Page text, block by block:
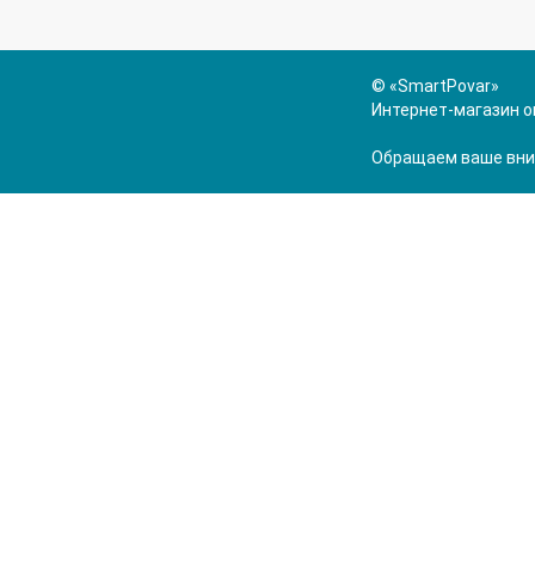
© «SmartPovar»
Интернет-магазин
Обращаем ваше